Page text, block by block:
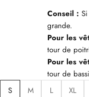
Conseil :
grande.
Pour les
tour de
Pour les
tour de
S
M L XL